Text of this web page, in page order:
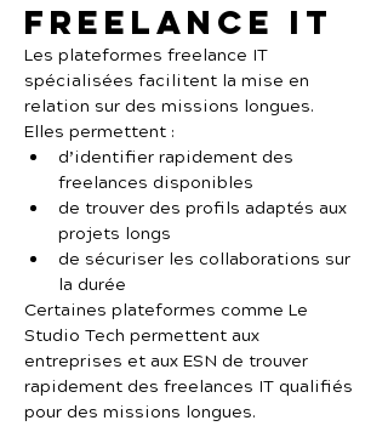
freelance IT
Les plateformes freelance IT
spécialisées facilitent la mise en
relation sur des missions longues.
Elles permettent :
d’identifier rapidement des
freelances disponibles
de trouver des profils adaptés aux
projets longs
de sécuriser les collaborations sur
la durée
Certaines plateformes comme Le
Studio Tech permettent aux
entreprises et aux ESN de trouver
rapidement des freelances IT qualifiés
pour des missions longues.